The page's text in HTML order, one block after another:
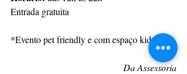
Entrada gratuita
*Evento pet friendly e com espaço kids
Da Assessoria